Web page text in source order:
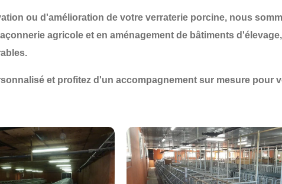
ou d'amélioration de votre verraterie porcine, nous
agricole et en aménagement de bâtiments d'élevage
.
et profitez d'un accompagnement sur mesure pour